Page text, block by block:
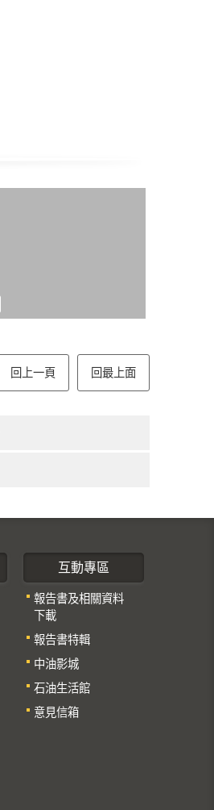
回上一頁 回最上面
互動專區
報告書及相關資料
下載
報告書特輯
中油影城
石油生活館
意見信箱